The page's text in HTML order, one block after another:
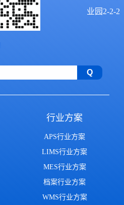
业园2-2-2
行业方案
APS行业方案
LIMS行业方案
MES行业方案
档案行业方案
WMS行业方案